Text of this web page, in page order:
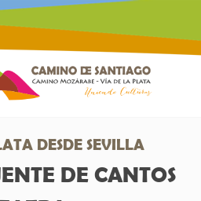
DESDE SEVILLA
DE CANTOS